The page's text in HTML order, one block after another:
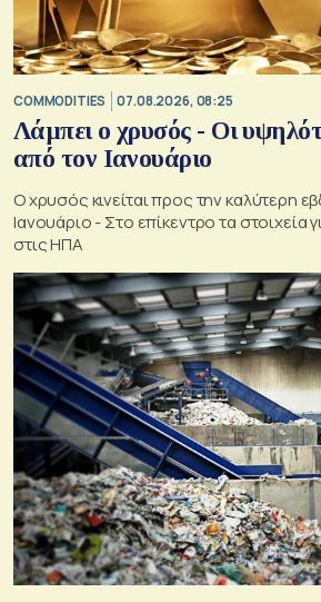
COMMODITIES 07.08.2026, 08:25
Λάμπει ο χρυσός - Οι
από τον Ιανουάριο
Ο χρυσός κινείται προς την καλύτερη
Ιανουάριο - Στο επίκεντρο τα στοιχεία
στις ΗΠΑ